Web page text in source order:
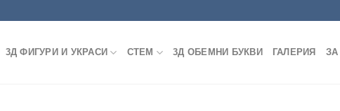
3Д ФИГУРИ И УКРАСИ СТЕМ 3Д ОБЕМНИ БУКВИ ГАЛЕРИЯ